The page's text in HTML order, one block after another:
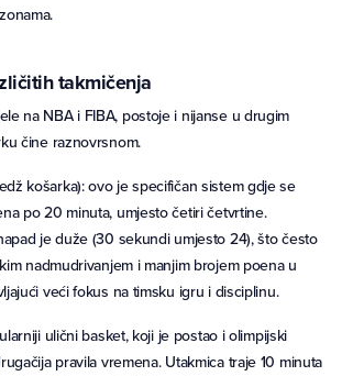
takmičenja
na NBA i FIBA, postoje i nijanse u drugim
čine raznovrsnom.
košarka): ovo je specifičan sistem gdje se
po 20 minuta, umjesto četiri četvrtine.
je duže (30 sekundi umjesto 24), što često
nadmudrivanjem i manjim brojem poena u
veći fokus na timsku igru i disciplinu.
ulični basket, koji je postao i olimpijski
pravila vremena. Utakmica traje 10 minuta